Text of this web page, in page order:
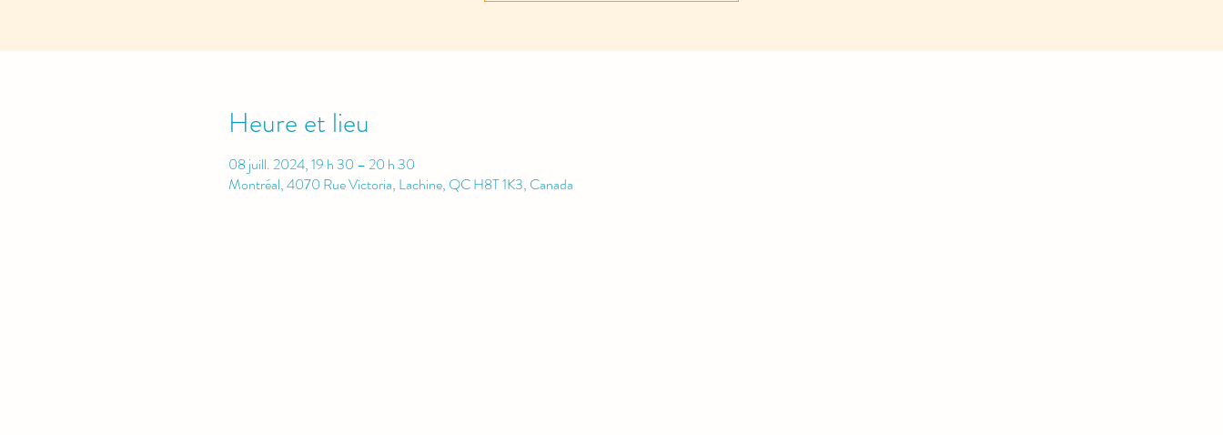
Heure et lieu
08 juill. 2024, 19 h 30 – 20 h 30
Montréal, 4070 Rue Victoria, Lachine, QC H8T 1K3, Canada